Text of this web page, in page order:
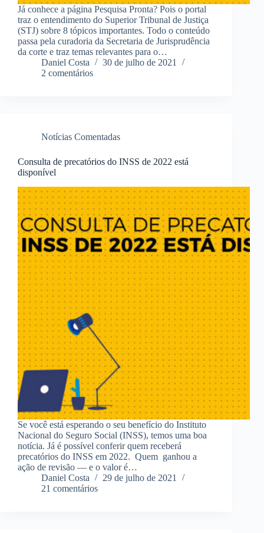
Já conhece a página Pesquisa Pronta? Pois o portal
traz o entendimento do Superior Tribunal de Justiça
(STJ) sobre 8 tópicos importantes. Todo o conteúdo
passa pela curadoria da Secretaria de Jurisprudência
da corte e traz temas relevantes para o…
Daniel Costa
30 de julho de 2021
2 comentários
Notícias Comentadas
Consulta de precatórios do INSS de 2022 está
disponível
Se você está esperando o seu benefício do Instituto
Nacional do Seguro Social (INSS), temos uma boa
notícia. Já é possível conferir quem receberá
precatórios do INSS em 2022. Quem ganhou a
ação de revisão — e o valor é…
Daniel Costa
29 de julho de 2021
21 comentários